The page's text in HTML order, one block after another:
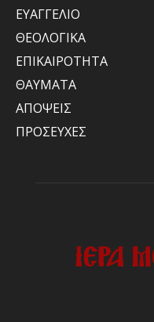
ΕΥΑΓΓΕΛΙΟ
ΘΕΟΛΟΓΙΚΑ
ΕΠΙΚΑΙΡΟΤΗΤΑ
ΘΑΥΜΑΤΑ
ΑΠΟΨΕΙΣ
ΠΡΟΣΕΥΧΕΣ